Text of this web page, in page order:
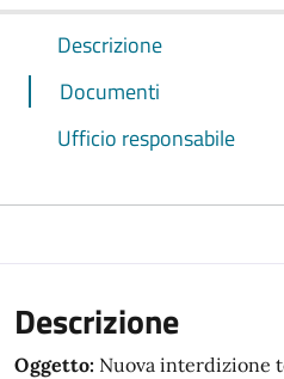
Descrizione
Documenti
Ufficio responsabile
Descrizione
Oggetto: Nuova interdizione